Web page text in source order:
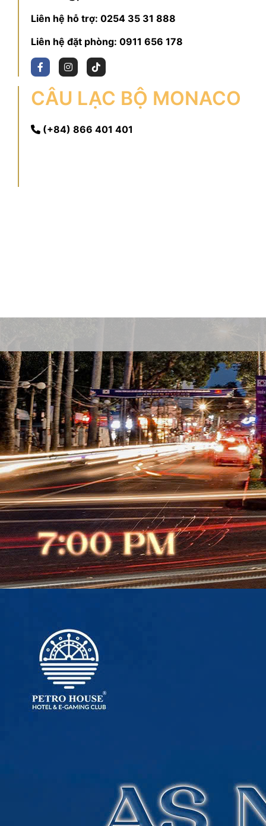
Liên hệ hỗ trợ: 0254 35 31 888
Liên hệ đặt phòng: 0911 656 178
CÂU LẠC BỘ MONACO
(+84) 866 401 401